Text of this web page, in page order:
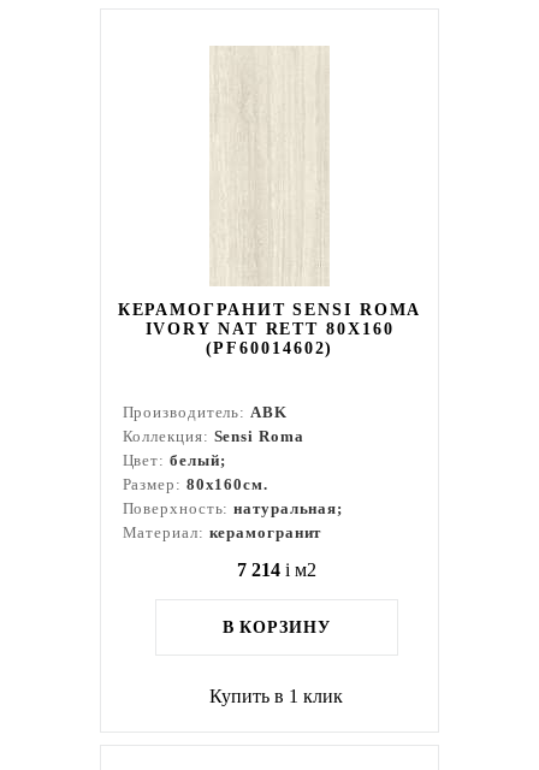
КЕРАМОГРАНИТ SENSI ROMA
IVORY NAT RETT 80X160
(PF60014602)
Производитель:ABK
Коллекция: Sensi Roma
Цвет: белый;
Размер: 80x160см.
Поверхность:натуральная;
Материал: керамогранит
7 214 i м2
В КОРЗИНУ
Купить в 1 клик